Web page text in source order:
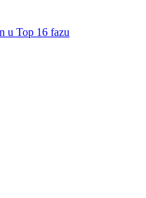
u Top 16 fazu